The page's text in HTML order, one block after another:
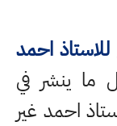
للاستاذ احمد
ينشر في
احمد غير